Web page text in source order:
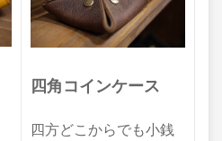
四角コインケース
四方どこからでも小銭